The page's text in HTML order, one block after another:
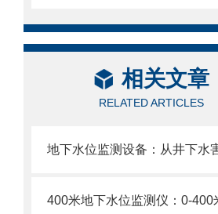
相关文章
RELATED ARTICLES